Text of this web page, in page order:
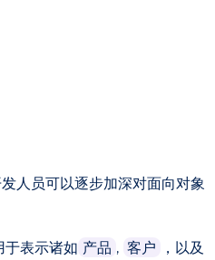
人员可以逐步加深对面向对象
于表示诸如 产品 , 客户 ，以及